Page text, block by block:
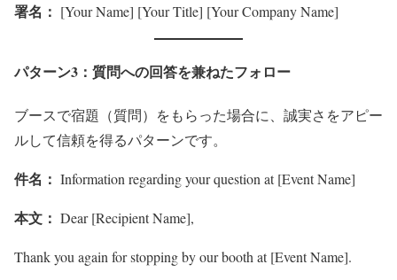
署名： [Your Name] [Your Title] [Your Company Name]
パターン3：質問への回答を兼ねたフォロー
ブースで宿題（質問）をもらった場合に、誠実さをアピー
ルして信頼を得るパターンです。
件名： Information regarding your question at [Event Name]
本文： Dear [Recipient Name],
Thank you again for stopping by our booth at [Event Name].